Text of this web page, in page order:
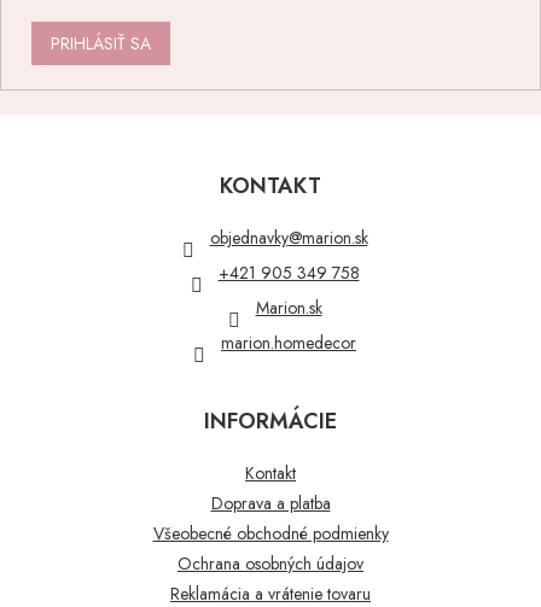
PRIHLÁSIŤ SA
KONTAKT
objednavky@marion.sk
+421 905 349 758
Marion.sk
marion.homedecor
INFORMÁCIE
Kontakt
Doprava a platba
Všeobecné obchodné podmienky
Ochrana osobných údajov
Reklamácia a vrátenie tovaru